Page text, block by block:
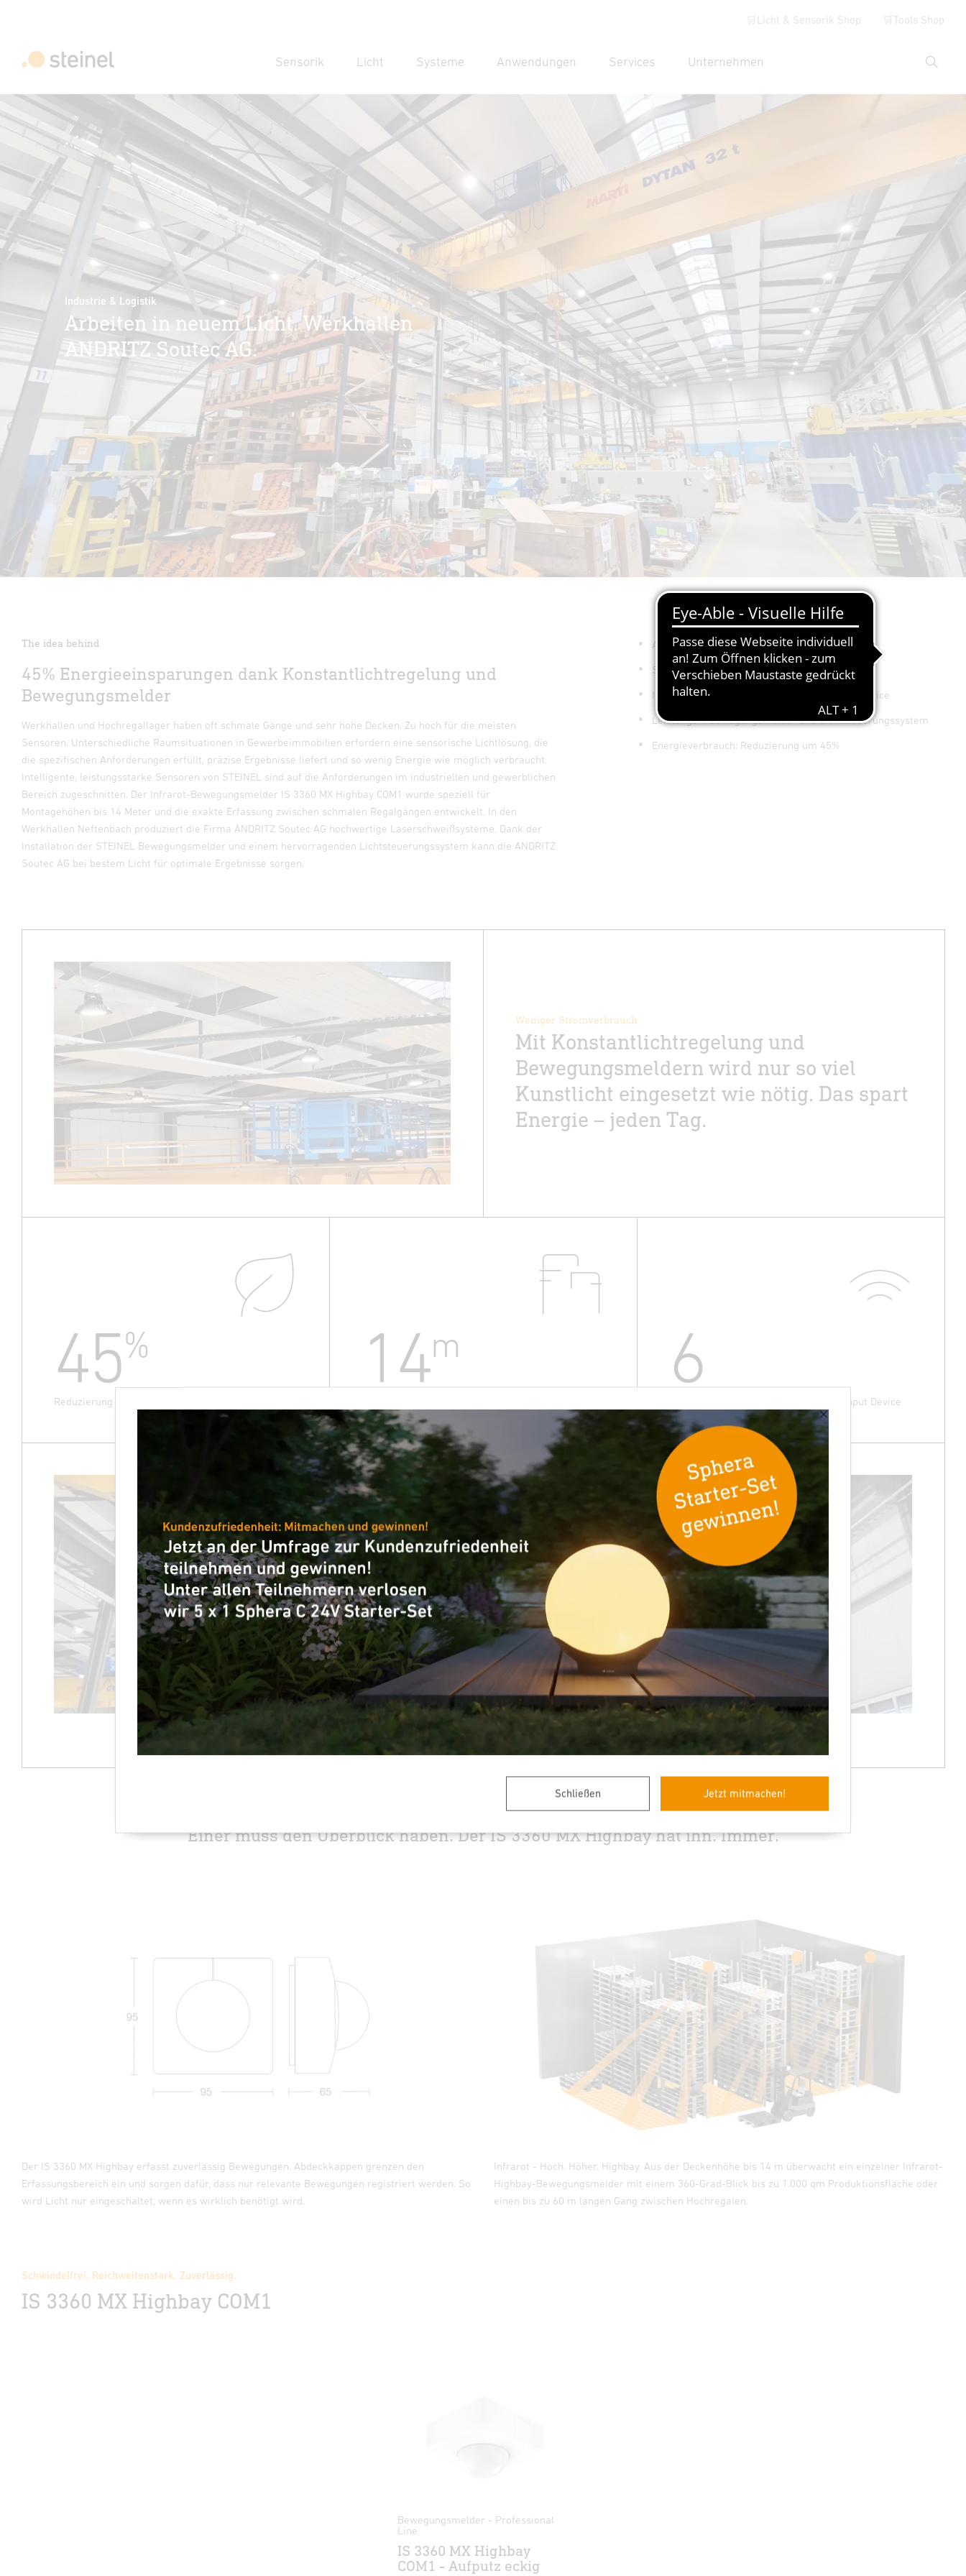
🛒Licht & Sensorik Shop 🛒Tools Shop
Sensorik Licht Systeme Anwendungen Services Unternehmen
Suche
Suchbegriff eingeben
×
Schließen Jetzt mitmachen!
Industrie & Logistik
Arbeiten in neuem Licht. Werkhallen
ANDRITZ Soutec AG.
The idea behind
45% Energieeinsparungen dank Konstantlichtregelung und
Bewegungsmelder
Werkhallen und Hochregallager haben oft schmale Gänge und sehr hohe Decken. Zu hoch für die meisten
Sensoren. Unterschiedliche Raumsituationen in Gewerbeimmobilien erfordern eine sensorische Lichtlösung, die
die spezifischen Anforderungen erfüllt, präzise Ergebnisse liefert und so wenig Energie wie möglich verbraucht.
Intelligente, leistungsstarke Sensoren von STEINEL sind auf die Anforderungen im industriellen und gewerblichen
Bereich zugeschnitten. Der Infrarot-Bewegungsmelder IS 3360 MX Highbay COM1 wurde speziell für
Montagehöhen bis 14 Meter und die exakte Erfassung zwischen schmalen Regalgängen entwickelt. In den
Werkhallen Neftenbach produziert die Firma ANDRITZ Soutec AG hochwertige Laserschweißsysteme. Dank der
Installation der STEINEL Bewegungsmelder und einem hervorragenden Lichtsteuerungssystem kann die ANDRITZ
Soutec AG bei bestem Licht für optimale Ergebnisse sorgen.
Auftraggeber: ANDRITZ Soutec AG
Standort: Werkhallen Neftenbach
Installiert: IS 3360 MX Highbay DALI-2 Input Device
Leistungen: Bewegungsmelder und Lichtsteuerungssystem
Energieverbrauch: Reduzierung um 45%
Weniger Stromverbrauch
Mit Konstantlichtregelung und
Bewegungsmeldern wird nur so viel
Kunstlicht eingesetzt wie nötig. Das spart
Energie – jeden Tag.
45%
Reduzierung des Energieverbrauchs
14m 6
Verbaute IS 3360 MX Highbay DALI-2 Input Device
Einer muss den Überblick haben. Der IS 3360 MX Highbay hat ihn. Immer.
Der IS 3360 MX Highbay erfasst zuverlässig Bewegungen. Abdeckkappen grenzen den
Erfassungsbereich ein und sorgen dafür, dass nur relevante Bewegungen registriert werden. So
wird Licht nur eingeschaltet, wenn es wirklich benötigt wird.
Infrarot - Hoch. Höher. Highbay. Aus der Deckenhöhe bis 14 m überwacht ein einzelner Infrarot-
Highbay-Bewegungsmelder mit einem 360-Grad-Blick bis zu 1.000 qm Produktionsfläche oder
einen bis zu 60 m langen Gang zwischen Hochregalen.
Schwindelfrei. Reichweitenstark. Zuverlässig.
IS 3360 MX Highbay COM1
Bewegungsmelder - Professional
Line
IS 3360 MX Highbay
COM1 - Aufputz eckig